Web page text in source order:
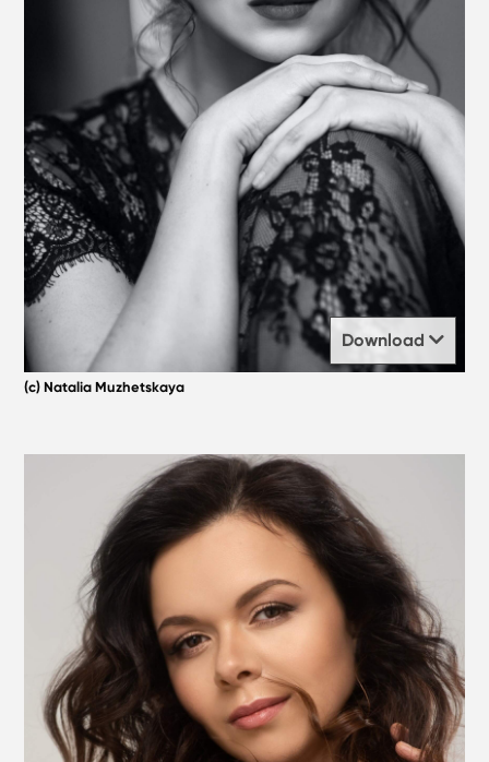
Download
(c) Natalia Muzhetskaya